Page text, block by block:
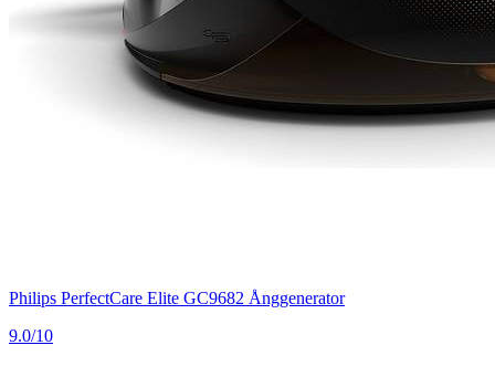
Philips PerfectCare Elite GC9682 Ånggenerator
9.0/10